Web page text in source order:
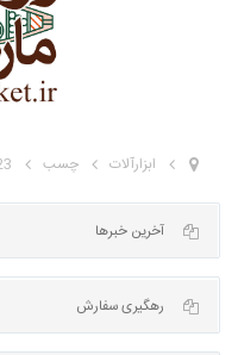
ابزارآلات چسب
آخرین خبرها